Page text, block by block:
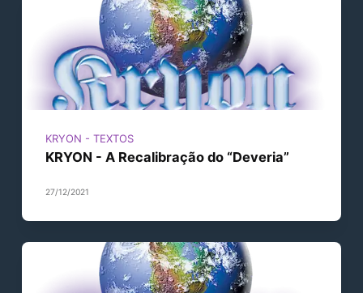
KRYON - TEXTOS
KRYON - A Recalibração do “Deveria”
27/12/2021